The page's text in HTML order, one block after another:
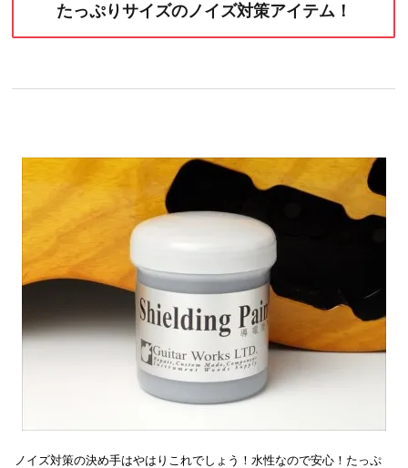
たっぷりサイズのノイズ対策アイテム！
ノイズ対策の決め手はやはりこれでしょう！水性なので安心！たっぷ